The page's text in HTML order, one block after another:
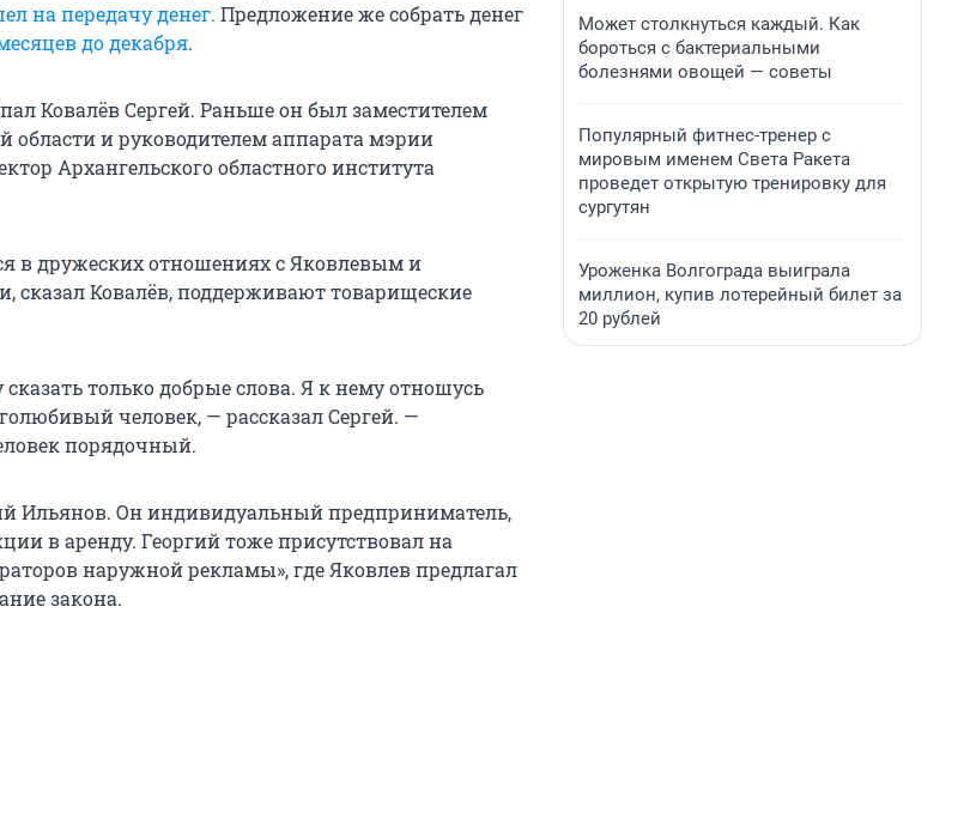
на передачу денег. Предложение же собрать денег
до декабря.
Ковалёв Сергей. Раньше он был заместителем
области и руководителем аппарата мэрии
Архангельского областного института
в дружеских отношениях с Яковлевым и
сказал Ковалёв, поддерживают товарищеские
только добрые слова. Я к нему отношусь
человек, — рассказал Сергей. —
порядочный.
Ильянов. Он индивидуальный предприниматель,
в аренду. Георгий тоже присутствовал на
наружной рекламы», где Яковлев предлагал
закона.
Может столкнуться каждый. Как
бороться с бактериальными
болезнями овощей — советы
Популярный фитнес-тренер с
мировым именем Света Ракета
проведет открытую тренировку для
сургутян
Уроженка Волгограда выиграла
миллион, купив лотерейный билет за
20 рублей